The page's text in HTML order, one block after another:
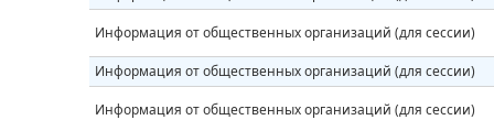
Информация от общественных организаций (для сессии)
Информация от общественных организаций (для сессии)
Информация от общественных организаций (для сессии)